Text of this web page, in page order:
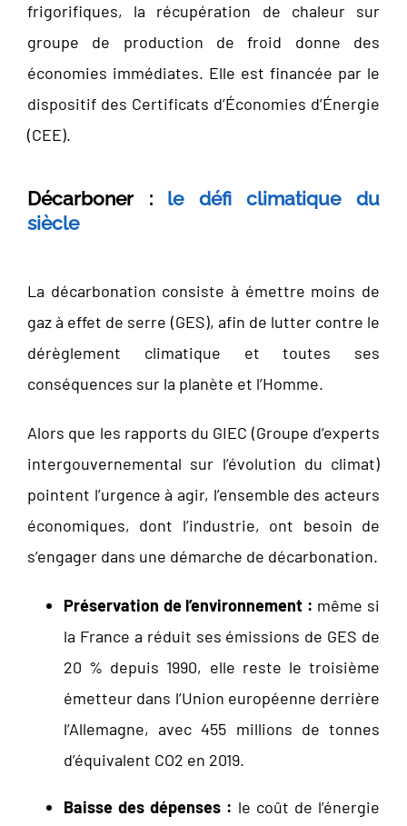
frigorifiques, la récupération de chaleur sur
groupe de production de froid donne des
économies immédiates. Elle est financée par le
dispositif des Certificats d’Économies d’Énergie
(CEE).
Décarboner : le défi climatique du
siècle
La décarbonation consiste à émettre moins de
gaz à effet de serre (GES), afin de lutter contre le
dérèglement climatique et toutes ses
conséquences sur la planète et l’Homme.
Alors que les rapports du GIEC (Groupe d’experts
intergouvernemental sur l’évolution du climat)
pointent l’urgence à agir, l’ensemble des acteurs
économiques, dont l’industrie, ont besoin de
s’engager dans une démarche de décarbonation.
Préservation de l’environnement : même si
la France a réduit ses émissions de GES de
20 % depuis 1990, elle reste le troisième
émetteur dans l’Union européenne derrière
l’Allemagne, avec 455 millions de tonnes
d’équivalent CO2 en 2019.
Baisse des dépenses : le coût de l’énergie